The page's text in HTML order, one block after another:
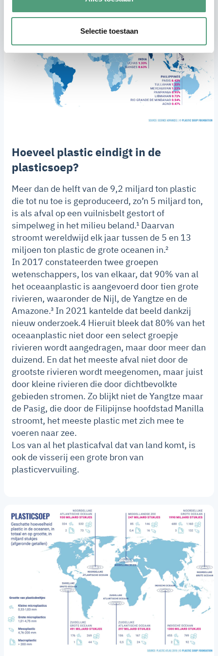
Selectie toestaan
Hoeveel plastic eindigt in de
plasticsoep?
Meer dan de helft van de 9,2 miljard ton plastic
die tot nu toe is geproduceerd, zo’n 5 miljard ton,
is als afval op een vuilnisbelt gestort of
simpelweg in het milieu beland.¹ Daarvan
stroomt wereldwijd elk jaar tussen de 5 en 13
miljoen ton plastic de grote oceanen in.²
In 2017 constateerden twee groepen
wetenschappers, los van elkaar, dat 90% van al
het oceaanplastic is aangevoerd door tien grote
rivieren, waaronder de Nijl, de Yangtze en de
Amazone.³ In 2021 kantelde dat beeld dankzij
nieuw onderzoek.4 Hieruit bleek dat 80% van het
oceaanplastic niet door een select groepje
rivieren wordt aangedragen, maar door meer dan
duizend. En dat het meeste afval niet door de
grootste rivieren wordt meegenomen, maar juist
door kleine rivieren die door dichtbevolkte
gebieden stromen. Zo blijkt niet de Yangtze maar
de Pasig, die door de Filipijnse hoofdstad Manilla
stroomt, het meeste plastic met zich mee te
voeren naar zee.
Los van al het plasticafval dat van land komt, is
ook de visserij een grote bron van
plasticvervuiling.